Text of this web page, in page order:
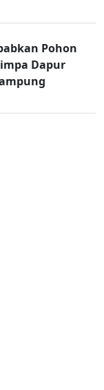
Pohon
Dapur